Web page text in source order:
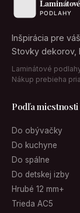
Inšpirácia pre
Stovky dekorov,
Laminátové
Nákup prebieha
Podľa miestnosti
Do obývačky
Do kuchyne
Do spálne
Do detskej izby
Hrubé 12 mm+
Trieda AC5